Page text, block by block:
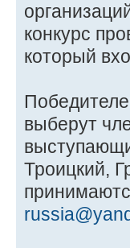
конкурс
который
выберут
Троицкий,